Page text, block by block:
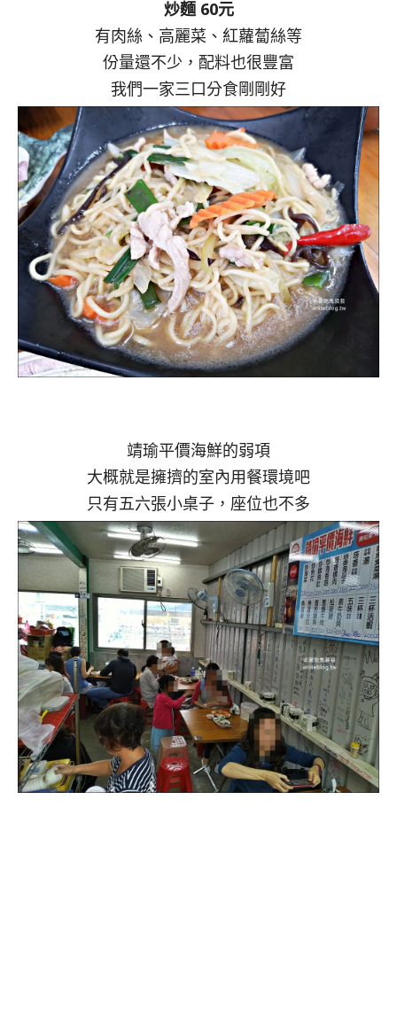
炒麵 60元
有肉絲、高麗菜、紅蘿蔔絲等
份量還不少，配料也很豐富
我們一家三口分食剛剛好
靖瑜平價海鮮的弱項
大概就是擁擠的室內用餐環境吧
只有五六張小桌子，座位也不多